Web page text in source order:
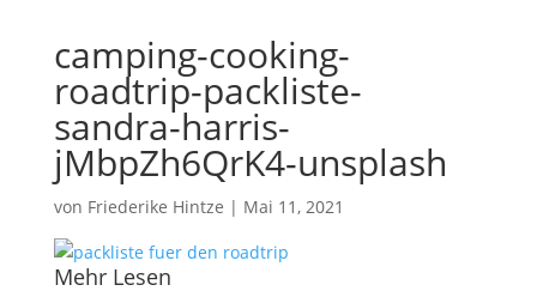
camping-cooking-
roadtrip-packliste-
sandra-harris-
jMbpZh6QrK4-unsplash
von Friederike Hintze | Mai 11, 2021
Mehr Lesen